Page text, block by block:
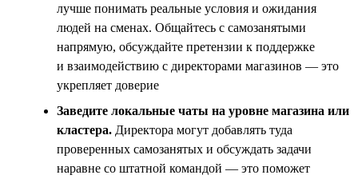
лучше понимать реальные условия и ожидания
людей на сменах. Общайтесь с самозанятыми
напрямую, обсуждайте претензии к поддержке
и взаимодействию с директорами магазинов — это
укрепляет доверие
Заведите локальные чаты на уровне магазина или
кластера. Директора могут добавлять туда
проверенных самозанятых и обсуждать задачи
наравне со штатной командой — это поможет